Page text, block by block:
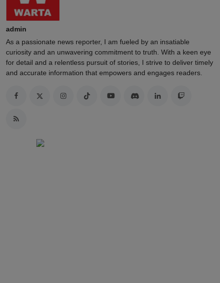
admin
As a passionate news reporter, I am fueled by an insatiable
curiosity and an unwavering commitment to truth. With a keen eye
for detail and a relentless pursuit of stories, I strive to deliver timely
and accurate information that empowers and engages readers.